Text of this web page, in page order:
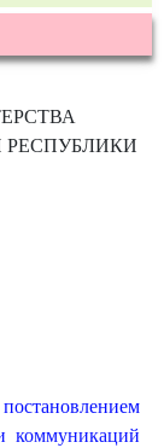
коммуникаций